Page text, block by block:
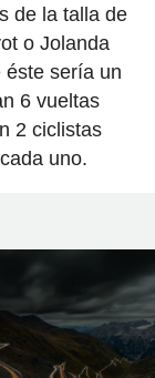
de la talla de
o Jolanda
éste sería un
6 vueltas
2 ciclistas
uno.